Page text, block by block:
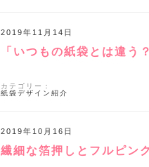
「いつもの紙袋とは違う
2019年11月14日
カテゴリー：
紙袋デザイン紹介
繊細な箔押しとフルピン
2019年10月16日